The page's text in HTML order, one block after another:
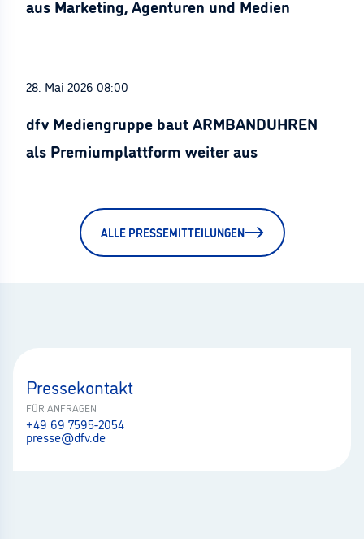
aus Marketing, Agenturen und Medien
28. Mai 2026 08:00
dfv Mediengruppe baut ARMBANDUHREN
als Premiumplattform weiter aus
ALLE PRESSEMITTEILUNGEN
Pressekontakt
FÜR ANFRAGEN
+49 69 7595-2054
presse@dfv.de